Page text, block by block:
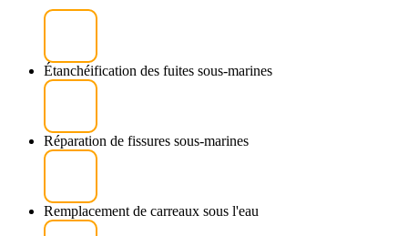
Étanchéification des fuites sous-marines
Réparation de fissures sous-marines
Remplacement de carreaux sous l'eau